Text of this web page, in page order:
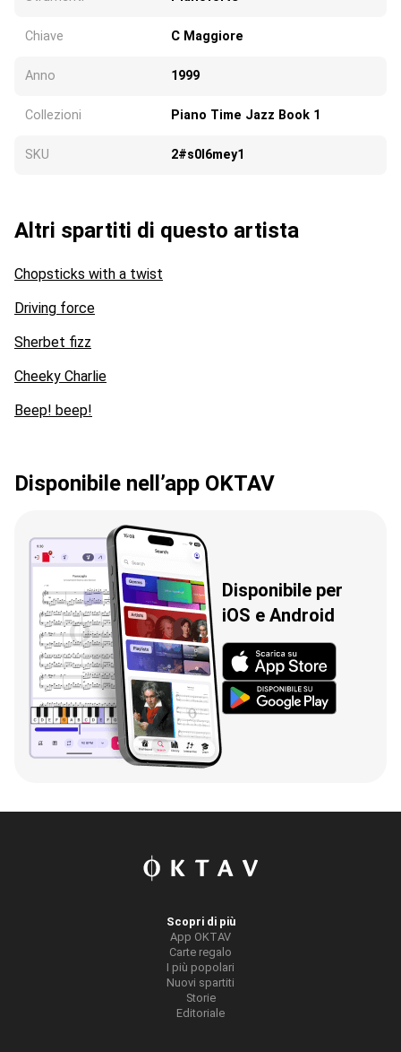
Chiave C Maggiore
Anno 1999
Collezioni Piano Time Jazz Book 1
SKU 2#s0l6mey1
Altri spartiti di questo artista
Chopsticks with a twist
Driving force
Sherbet fizz
Cheeky Charlie
Beep! beep!
Disponibile nell’app OKTAV
Disponibile per
iOS e Android
Scopri di più
App OKTAV
Carte regalo
I più popolari
Nuovi spartiti
Storie
Editoriale